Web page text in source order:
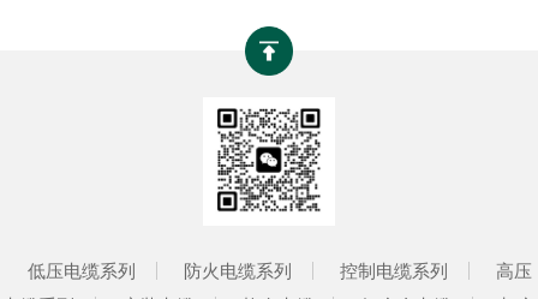
低压电缆系列 防火电缆系列 控制电缆系列
高压